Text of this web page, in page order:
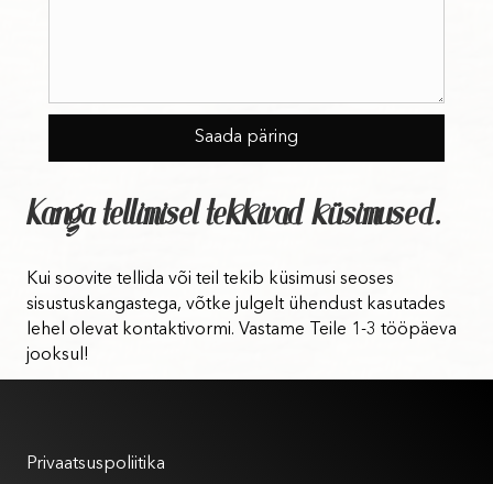
Kanga tellimisel tekkivad küsimused.
Kui soovite tellida või teil tekib küsimusi seoses
sisustuskangastega, võtke julgelt ühendust kasutades
lehel olevat kontaktivormi. Vastame Teile 1-3 tööpäeva
jooksul!
Privaatsuspoliitika